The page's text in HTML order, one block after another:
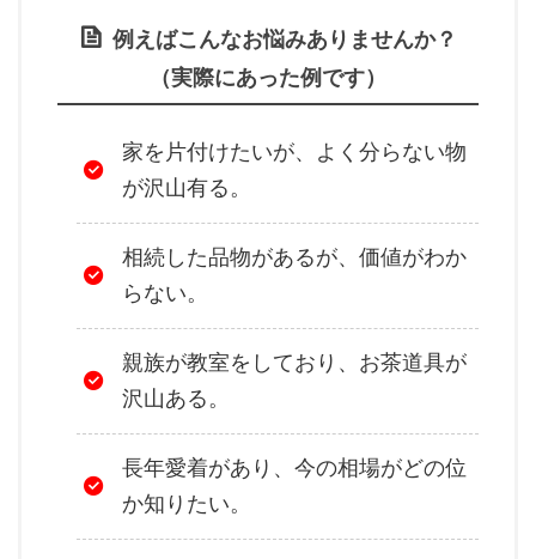
例えばこんなお悩みありませんか？
（実際にあった例です）
家を片付けたいが、よく分らない物
が沢山有る。
相続した品物があるが、価値がわか
らない。
親族が教室をしており、お茶道具が
沢山ある。
長年愛着があり、今の相場がどの位
か知りたい。